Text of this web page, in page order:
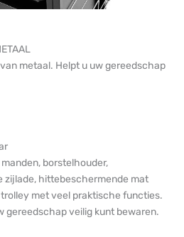
metaal. Helpt u uw gereedschap
borstelhouder,
zijlade, hittebeschermende mat
met veel praktische functies.
gereedschap veilig kunt bewaren.